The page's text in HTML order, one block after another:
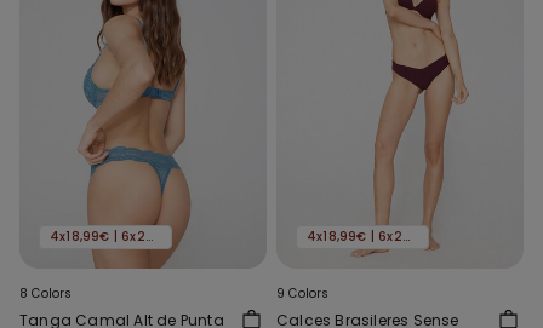
4x18,99€ | 6x24,99€
8 Colors
Tanga Camal Alt de Punta
4x18,99€ | 6x24,99€
9 Colors
Calces Brasileres Sense